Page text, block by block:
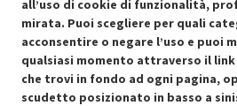
Condizioni generali di vendita
Cookie Policy
all’uso di cookie di funzionalità,
mirata. Puoi scegliere per quali
acconsentire o negare l’uso e puoi
qualsiasi momento attraverso il link
che trovi in fondo ad ogni pagina,
scudetto posizionato in basso a